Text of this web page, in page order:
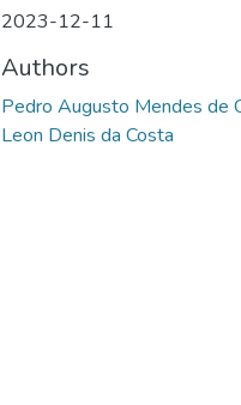
2023-12-11
Authors
Pedro Augusto Mendes de
Leon Denis da Costa